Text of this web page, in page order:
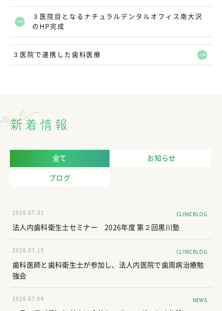
３医院目となるナチュラルデンタルオフィス南大沢
のHP完成
３医院で連携した歯科医療
新着情報
全て お知らせ
ブログ
2026.07.31
法人内歯科衛生士セミナー 2026年度 第２回黒川塾
CLINICBLOG
2026.07.13
歯科医師と歯科衛生士が参加し、法人内医院で歯周病治療勉
強会
CLINICBLOG
2026.07.04 NEWS